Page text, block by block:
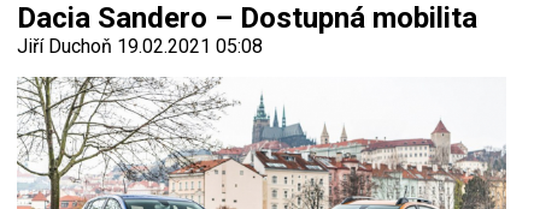
Dacia Sandero – Dostupná mobilita
Jiří Duchoň 19.02.2021 05:08